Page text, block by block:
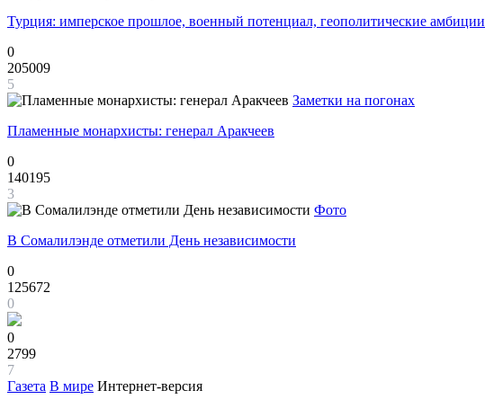
Турция: имперское прошлое, военный потенциал, геополитические амбиции
0
205009
5
Заметки на погонах
Пламенные монархисты: генерал Аракчеев
0
140195
3
Фото
В Сомалилэнде отметили День независимости
0
125672
0
0
2799
7
Газета В мире Интернет-версия